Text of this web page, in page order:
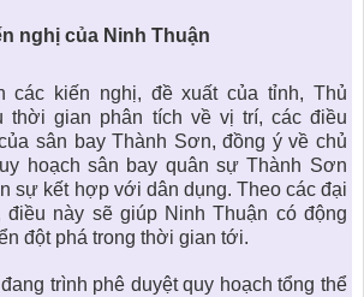
nghị của Ninh Thuận
các kiến nghị, đề xuất của tỉnh, Thủ
thời gian phân tích về vị trí, các điều
sân bay Thành Sơn, đồng ý về chủ
hoạch sân bay quân sự Thành Sơn
sự kết hợp với dân dụng. Theo các đại
điều này sẽ giúp Ninh Thuận có động
đột phá trong thời gian tới.
trình phê duyệt quy hoạch tổng thể